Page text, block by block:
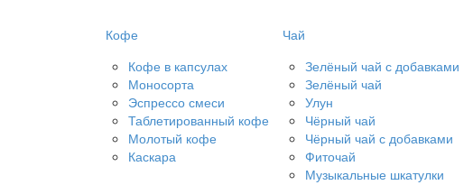
Кофе
Кофе в капсулах
Моносорта
Эспрессо смеси
Таблетированный кофе
Молотый кофе
Каскара
Чай
Зелёный чай с добавками
Зелёный чай
Улун
Чёрный чай
Чёрный чай с добавками
Фиточай
Музыкальные шкатулки